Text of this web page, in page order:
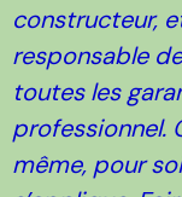
constructeur,
responsable
toutes les
professionnel.
même, pour